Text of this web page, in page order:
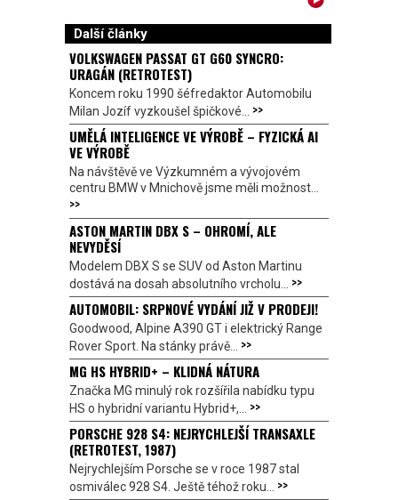
Další články
VOLKSWAGEN PASSAT GT G60 SYNCRO:
URAGÁN (RETROTEST)
Koncem roku 1990 šéfredaktor Automobilu
Milan Jozíf vyzkoušel špičkové... >>
UMĚLÁ INTELIGENCE VE VÝROBĚ – FYZICKÁ AI
VE VÝROBĚ
Na návštěvě ve Výzkumném a vývojovém
centru BMW v Mnichově jsme měli možnost...
>>
ASTON MARTIN DBX S – OHROMÍ, ALE
NEVYDĚSÍ
Modelem DBX S se SUV od Aston Martinu
dostává na dosah absolutního vrcholu... >>
AUTOMOBIL: SRPNOVÉ VYDÁNÍ JIŽ V PRODEJI!
Goodwood, Alpine A390 GT i elektrický Range
Rover Sport. Na stánky právě... >>
MG HS HYBRID+ – KLIDNÁ NÁTURA
Značka MG minulý rok rozšířila nabídku typu
HS o hybridní variantu Hybrid+,... >>
PORSCHE 928 S4: NEJRYCHLEJŠÍ TRANSAXLE
(RETROTEST, 1987)
Nejrychlejším Porsche se v roce 1987 stal
osmiválec 928 S4. Ještě téhož roku... >>